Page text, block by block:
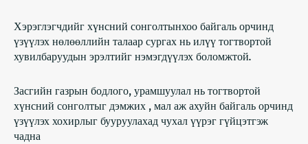
Хэрэглэгчдийг хүнсний сонголтынхоо байгаль орчинд
үзүүлэх нөлөөллийн талаар сургах нь илүү тогтвортой
хувилбаруудын эрэлтийг нэмэгдүүлэх боломжтой.
Засгийн газрын бодлого, урамшуулал ньтогтвортой
хүнсний сонголтыг дэмжих , мал аж ахуйн байгаль орчинд
үзүүлэх хохирлыг бууруулахад чухал үүрэг гүйцэтгэж
чадна